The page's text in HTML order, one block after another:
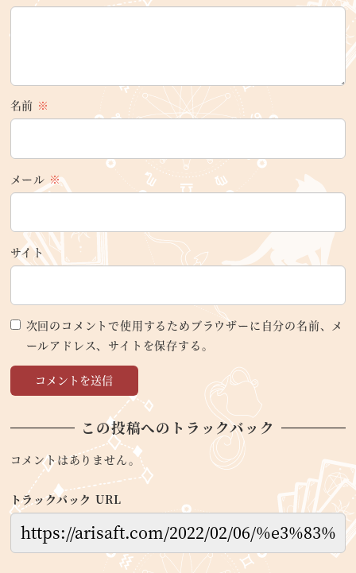
名前 ※
メール ※
サイト
次回のコメントで使用するためブラウザーに自分の名前、メ
ールアドレス、サイトを保存する。
この投稿へのトラックバック
コメントはありません。
トラックバック URL